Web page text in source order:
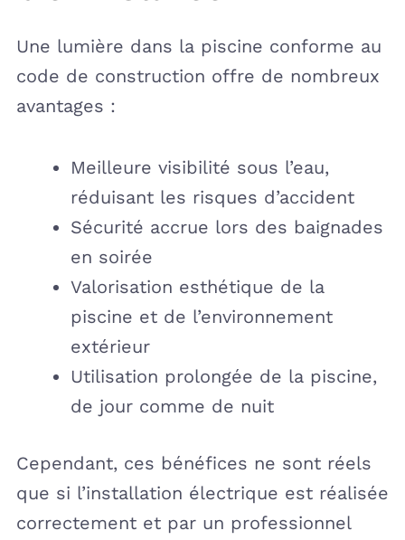
Une lumière dans la piscine conforme au
code de construction offre de nombreux
avantages :
Meilleure visibilité sous l’eau,
réduisant les risques d’accident
Sécurité accrue lors des baignades
en soirée
Valorisation esthétique de la
piscine et de l’environnement
extérieur
Utilisation prolongée de la piscine,
de jour comme de nuit
Cependant, ces bénéfices ne sont réels
que si l’installation électrique est réalisée
correctement et par un professionnel